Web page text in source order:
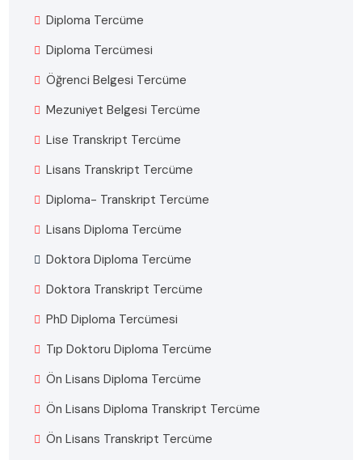
Diploma Tercüme
Diploma Tercümesi
Öğrenci Belgesi Tercüme
Mezuniyet Belgesi Tercüme
Lise Transkript Tercüme
Lisans Transkript Tercüme
Diploma- Transkript Tercüme
Lisans Diploma Tercüme
Doktora Diploma Tercüme
Doktora Transkript Tercüme
PhD Diploma Tercümesi
Tıp Doktoru Diploma Tercüme
Ön Lisans Diploma Tercüme
Ön Lisans Diploma Transkript Tercüme
Ön Lisans Transkript Tercüme